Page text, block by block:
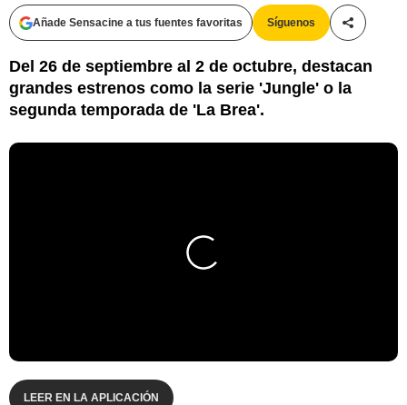
Añade Sensacine a tus fuentes favoritas Síguenos
Del 26 de septiembre al 2 de octubre, destacan
grandes estrenos como la serie 'Jungle' o la
segunda temporada de 'La Brea'.
LEER EN LA APLICACIÓN